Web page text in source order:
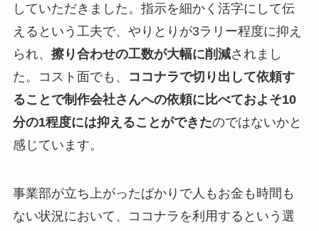
していただきました。指示を細かく活字にして伝
えるという工夫で、やりとりが3ラリー程度に抑え
られ、 擦り合わせの工数が大幅に削減されまし
た。コスト面でも、
ココナラで切り出して依頼す
ることで制作会社さんへの依頼に比べておよそ10
分の1程度には抑えることができたのではないかと
感じています。
事業部が立ち上がったばかりで人もお金も時間も
ない状況において、ココナラを利用するという選